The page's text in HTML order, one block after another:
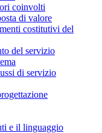
coinvolti
di valore
costitutivi del
del servizio
di servizio
e il linguaggio